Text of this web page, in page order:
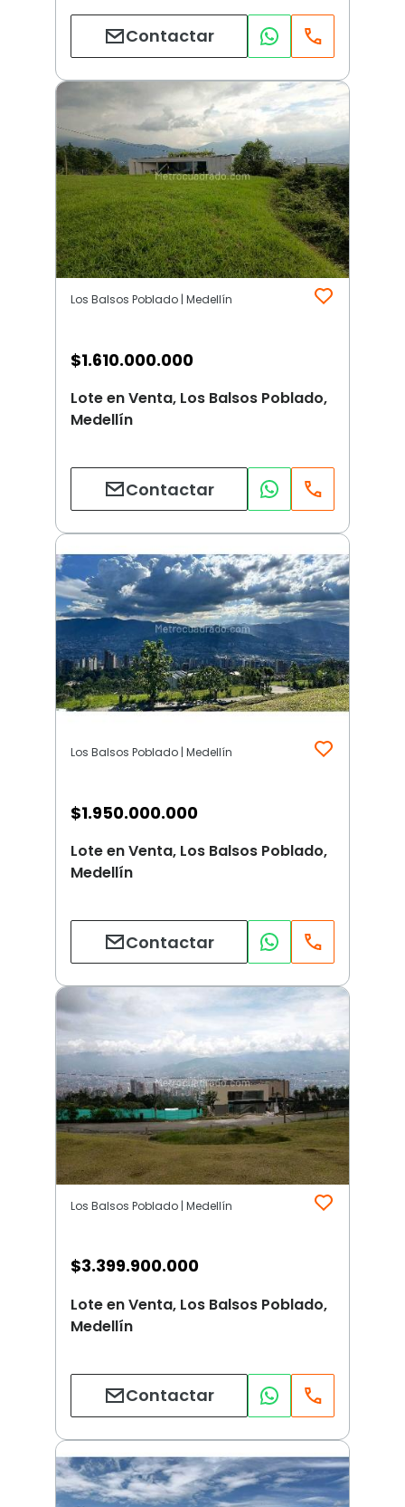
Contactar
Los Balsos Poblado | Medellín
$1.610.000.000
Lote en Venta, Los Balsos Poblado,
Medellín
Contactar
Los Balsos Poblado | Medellín
$1.950.000.000
Lote en Venta, Los Balsos Poblado,
Medellín
Contactar
Los Balsos Poblado | Medellín
$3.399.900.000
Lote en Venta, Los Balsos Poblado,
Medellín
Contactar